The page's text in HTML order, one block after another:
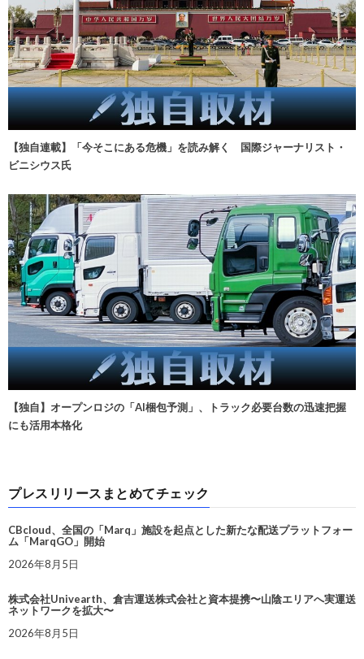
【独自連載】「今そこにある危機」を読み解く 国際ジャーナリスト・
ビニシウス氏
【独自】オープンロジの「AI梱包予測」、トラック必要台数の迅速把握
にも活用本格化
プレスリリースまとめてチェック
CBcloud、全国の「Marq」施設を起点とした新たな配送プラットフォー
ム「MarqGO」開始
2026年8月5日
株式会社Univearth、倉吉運送株式会社と資本提携〜山陰エリアへ実運送
ネットワークを拡大〜
2026年8月5日